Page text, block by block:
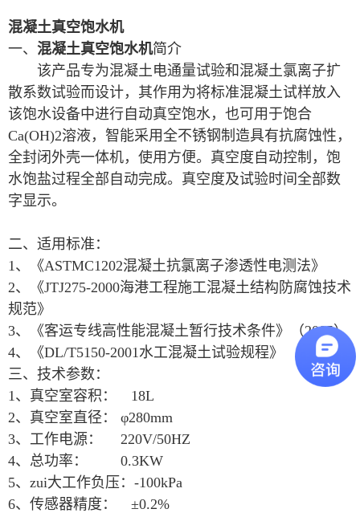
混凝土真空饱水机
一、 混凝土真空饱水机简介
该产品专为混凝土电通量试验和混凝土氯离子扩
散系数试验而设计，其作用为将标准混凝土试样放入
该饱水设备中进行自动真空饱水，也可用于饱合
Ca(OH)2溶液，智能采用全不锈钢制造具有抗腐蚀性，
全封闭外壳一体机，使用方便。真空度自动控制，饱
水饱盐过程全部自动完成。真空度及试验时间全部数
字显示。
二、 适用标准：
1、《ASTMC1202混凝土抗氯离子渗透性电测法》
2、《JTJ275-2000海港工程施工混凝土结构防腐蚀技术
规范》
3、《客运专线高性能混凝土暂行技术条件》（2005）
4、《DL/T5150-2001水工混凝土试验规程》
三、 技术参数：
1、真空室容积： 18L
2、真空室直径： φ280mm
3、工作电源： 220V/50HZ
4、总功率： 0.3KW
5、zui大工作负压：-100kPa
6、传感器精度： ±0.2%